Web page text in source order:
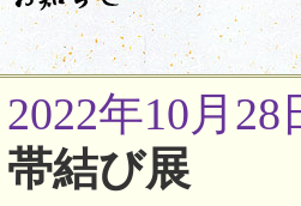
2022年10月28
帯結び展